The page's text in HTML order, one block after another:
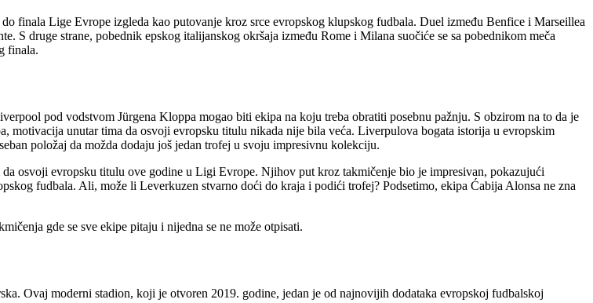
finala Lige Evrope izgleda kao putovanje kroz srce evropskog klupskog fudbala. Duel između Benfice i Marseillea
S druge strane, pobednik epskog italijanskog okršaja između Rome i Milana suočiće se sa pobednikom meča
finala.
pod vodstvom Jürgena Kloppa mogao biti ekipa na koju treba obratiti posebnu pažnju. S obzirom na to da je
motivacija unutar tima da osvoji evropsku titulu nikada nije bila veća. Liverpulova bogata istorija u evropskim
položaj da možda dodaju još jedan trofej u svoju impresivnu kolekciju.
osvoji evropsku titulu ove godine u Ligi Evrope. Njihov put kroz takmičenje bio je impresivan, pokazujući
fudbala. Ali, može li Leverkuzen stvarno doći do kraja i podići trofej? Podsetimo, ekipa Ćabija Alonsa ne zna
gde se sve ekipe pitaju i nijedna se ne može otpisati.
Ovaj moderni stadion, koji je otvoren 2019. godine, jedan je od najnovijih dodataka evropskoj fudbalskoj